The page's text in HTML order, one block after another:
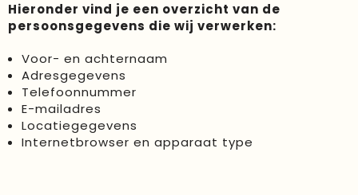
Kantoorartikelen
Schrijfwaren
Duurzame keuzes
Made in Europe
Hieronder vind je een overzicht van de
persoonsgegevens die wij verwerken:
Voor- en achternaam
Adresgegevens
Telefoonnummer
E-mailadres
Locatiegegevens
Internetbrowser en apparaat type